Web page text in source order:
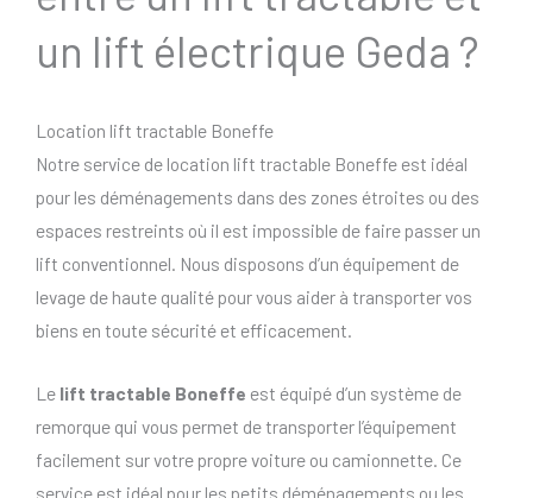
un lift électrique Geda ?
Location lift tractable Boneffe
Notre service de location lift tractable Boneffe est idéal
pour les déménagements dans des zones étroites ou des
espaces restreints où il est impossible de faire passer un
lift conventionnel. Nous disposons d’un équipement de
levage de haute qualité pour vous aider à transporter vos
biens en toute sécurité et efficacement.
Le lift tractable Boneffe est équipé d’un système de
remorque qui vous permet de transporter l’équipement
facilement sur votre propre voiture ou camionnette. Ce
service est idéal pour les petits déménagements ou les